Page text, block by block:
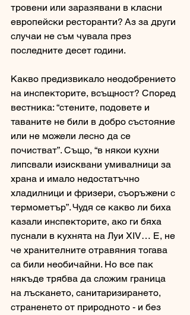
тровени или заразявани в класни
европейски ресторанти? Аз за други
случаи не съм чувала през
последните десет години.
Какво предизвикало неодобрението
на инспекторите, всъщност? Според
вестника: “стените, подовете и
таваните не били в добро състояние
или не можели лесно да се
почистват”. Също, “в някои кухни
липсвали изисквани умивалници за
храна и имало недостатъчно
хладилници и фризери, съоръжени с
термометър”. Чудя се какво ли биха
казали инспекторите, ако ги бяха
пуснали в кухнята на Луи XIV… Е, не
че хранителните отравяния тогава
са били необичайни. Но все пак
някъде трябва да сложим граница
на лъскането, санитаризирането,
страненето от природното - и без